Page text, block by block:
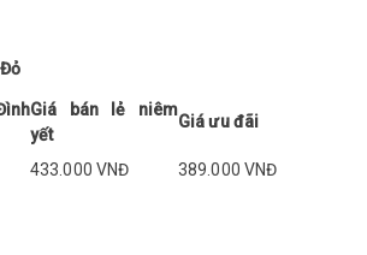
Giá bán lẻ niêm
yết
Giá ưu đãi
433.000 VNĐ
389.000 VNĐ